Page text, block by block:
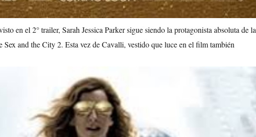
en el 2° trailer, Sarah Jessica Parker sigue siendo la protagonista absoluta de la
Sex and the City 2. Esta vez de Cavalli, vestido que luce en el film también